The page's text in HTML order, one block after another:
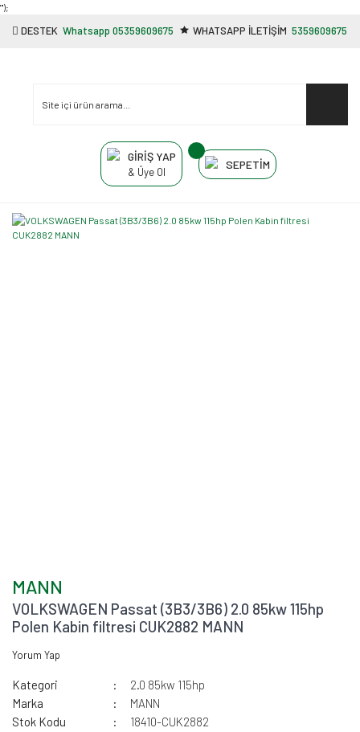
"');
DESTEK Whatsapp 05359609675 WHATSAPP İLETİŞİM 5359609675
GİRİŞ YAP
& Üye Ol
SEPETİM
MANN
VOLKSWAGEN Passat (3B3/3B6) 2.0 85kw 115hp
Polen Kabin filtresi CUK2882 MANN
Yorum Yap
Kategori
2.0 85kw 115hp
Marka
MANN
Stok Kodu
18410-CUK2882